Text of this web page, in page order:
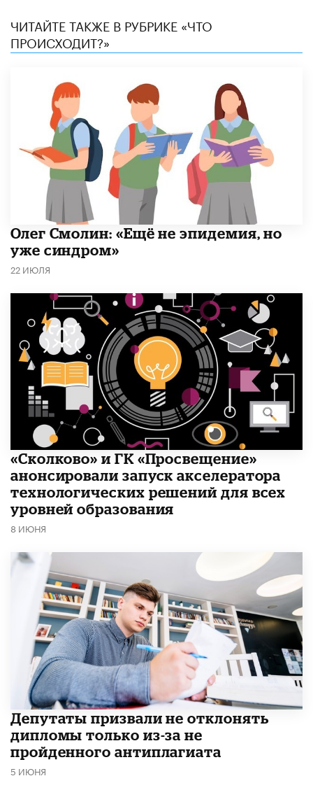
ЧИТАЙТЕ ТАКЖЕ В РУБРИКЕ «ЧТО
ПРОИСХОДИТ?»
​Олег Смолин: «Ещё не эпидемия, но
уже синдром»
22 ИЮЛЯ
«Сколково» и ГК «Просвещение»
анонсировали запуск акселератора
технологических решений для всех
уровней образования
8 ИЮНЯ
Депутаты призвали не отклонять
дипломы только из-за не
пройденного антиплагиата
5 ИЮНЯ